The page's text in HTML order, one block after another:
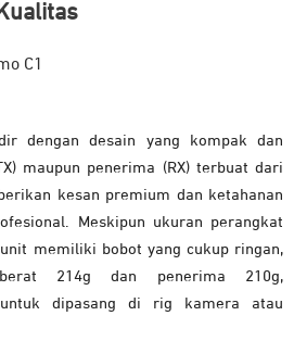
dengan desain yang kompak dan
maupun penerima (RX) terbuat dari
kesan premium dan ketahanan
Meskipun ukuran perangkat
memiliki bobot yang cukup ringan,
214g dan penerima 210g,
untuk dipasang di rig kamera atau